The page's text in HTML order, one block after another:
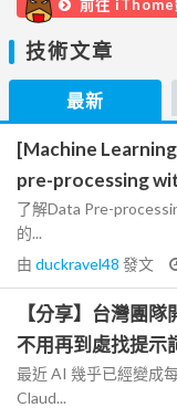
前往 iThome
技術文章
最新
[Machine
pre-processing
了解Data Pre-
的...
由 duckravel48 發文
【分享】台灣團
不用再到處找提示
最近 AI 幾乎已經變成
Claud...